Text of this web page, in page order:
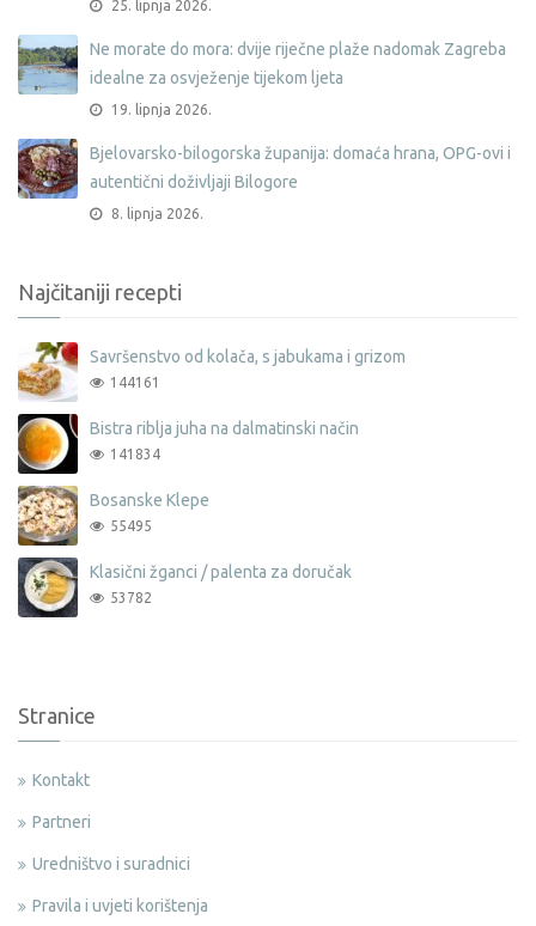
25. lipnja 2026.
Ne morate do mora: dvije riječne plaže nadomak Zagreba
idealne za osvježenje tijekom ljeta
19. lipnja 2026.
Bjelovarsko-bilogorska županija: domaća hrana, OPG-ovi i
autentični doživljaji Bilogore
8. lipnja 2026.
Najčitaniji recepti
Savršenstvo od kolača, s jabukama i grizom
144161
Bistra riblja juha na dalmatinski način
141834
Bosanske Klepe
55495
Klasični žganci / palenta za doručak
53782
Stranice
Kontakt
Partneri
Uredništvo i suradnici
Pravila i uvjeti korištenja